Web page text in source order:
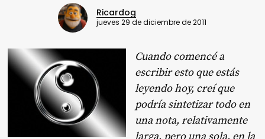
Ricardog
jueves 29 de diciembre de 2011
Cuando comencé a
escribir esto que estás
leyendo hoy, creí que
podría sintetizar todo en
una nota, relativamente
larga, pero una sola, en la